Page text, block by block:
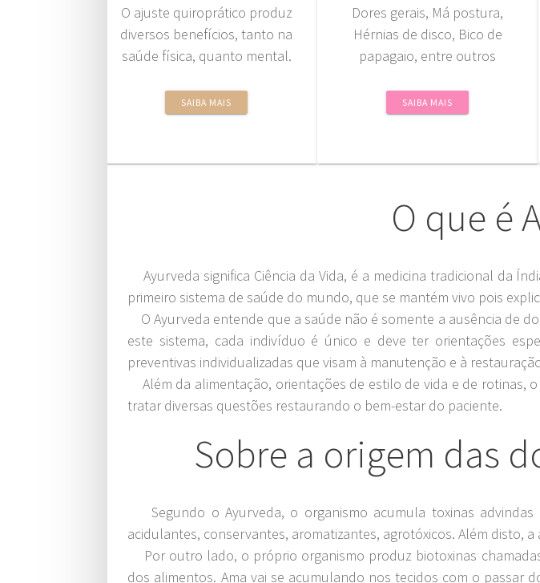
O ajuste quiroprático produz
diversos benefícios, tanto na
saúde física, quanto mental.
SAIBA MAIS
Dores gerais, Má postura,
Hérnias de disco, Bico de
papagaio, entre outros
SAIBA MAIS
O que é
Ayurveda significa Ciência da Vida, é a medicina tradicional da
primeiro sistema de saúde do mundo, que se mantém vivo pois
O Ayurveda entende que a saúde não é somente a ausência de
este sistema, cada indivíduo é único e deve ter orientações
preventivas individualizadas que visam à manutenção e à
Além da alimentação, orientações de estilo de vida e de rotinas,
tratar diversas questões restaurando o bem-estar do paciente.
Sobre a origem das
Segundo o Ayurveda, o organismo acumula toxinas
acidulantes, conservantes, aromatizantes, agrotóxicos. Além disto,
Por outro lado, o próprio organismo produz biotoxinas
dos alimentos. Ama vai se acumulando nos tecidos com o passar